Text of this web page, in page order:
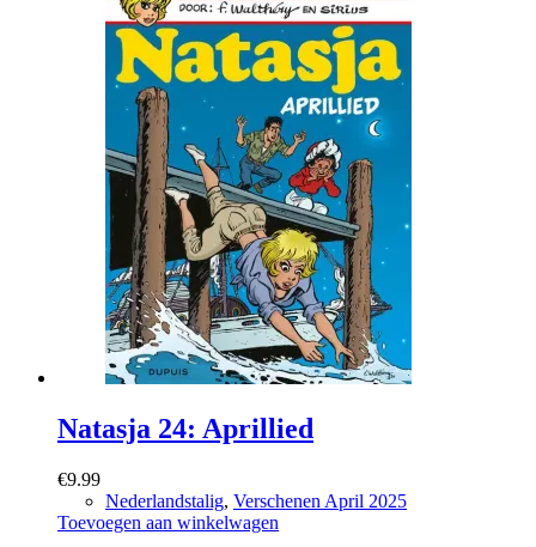
Natasja 24: Aprillied
€9.99
Nederlandstalig, Verschenen April 2025
Toevoegen aan winkelwagen